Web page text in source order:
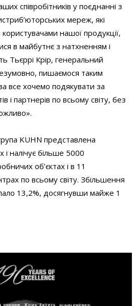
співробітників у поєднанні з
мереж, які
нашої продукції,
в майбутнє з натхненням і
Тьєррі Крір, генеральний
пишаємося таким
все хочемо подякувати за
і партнерів по всьому світу, без
KUHN представлена
і налічує більше 5000
об’єктах і в 11
по всьому світу. Збільшення
13,2%, досягнувши майже 1